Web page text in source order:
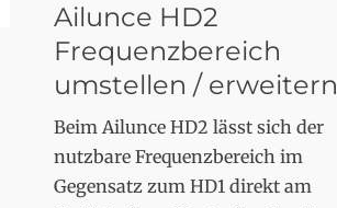
Ailunce HD2
Frequenzbereich
umstellen / erweitern
Beim Ailunce HD2 lässt sich der
nutzbare Frequenzbereich im
Gegensatz zum HD1 direkt am